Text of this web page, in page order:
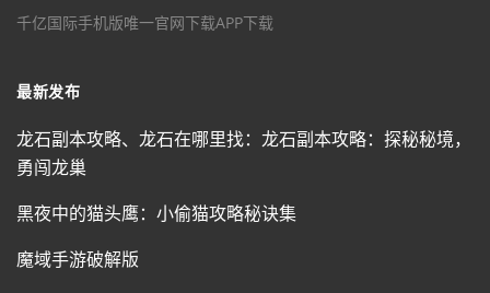
千亿国际手机版唯一官网下载APP下载
最新发布
龙石副本攻略、龙石在哪里找：龙石副本攻略：探秘秘境，
勇闯龙巢
黑夜中的猫头鹰：小偷猫攻略秘诀集
魔域手游破解版